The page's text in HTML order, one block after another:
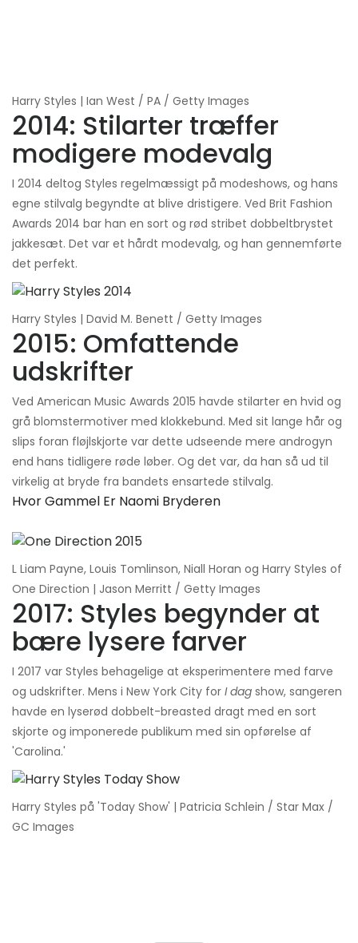
Harry Styles | Ian West / PA / Getty Images
2014: Stilarter træffer
modigere modevalg
I 2014 deltog Styles regelmæssigt på modeshows, og hans
egne stilvalg begyndte at blive dristigere. Ved Brit Fashion
Awards 2014 bar han en sort og rød stribet dobbeltbrystet
jakkesæt. Det var et hårdt modevalg, og han gennemførte
det perfekt.
Harry Styles | David M. Benett / Getty Images
2015: Omfattende
udskrifter
Ved American Music Awards 2015 havde stilarter en hvid og
grå blomstermotiver med klokkebund. Med sit lange hår og
slips foran fløjlskjorte var dette udseende mere androgyn
end hans tidligere røde løber. Og det var, da han så ud til
virkelig at bryde fra bandets ensartede stilvalg.
Hvor Gammel Er Naomi Bryderen
L Liam Payne, Louis Tomlinson, Niall Horan og Harry Styles of
One Direction | Jason Merritt / Getty Images
2017: Styles begynder at
bære lysere farver
I 2017 var Styles behagelige at eksperimentere med farve
og udskrifter. Mens i New York City for I dag show, sangeren
havde en lyserød dobbelt-breasted dragt med en sort
skjorte og imponerede publikum med sin opførelse af
'Carolina.'
Harry Styles på 'Today Show' | Patricia Schlein / Star Max /
GC Images